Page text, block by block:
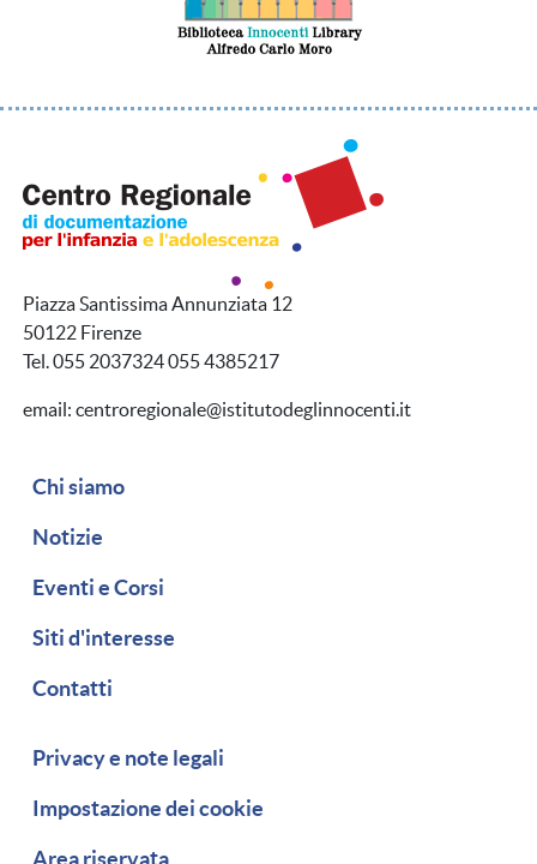
Piazza Santissima Annunziata 12
50122 Firenze
Tel. 055 2037324 055 4385217
email: centroregionale@istitutodeglinnocenti.it
Navigazione secondaria
Chi siamo
Notizie
Eventi e Corsi
Siti d'interesse
Contatti
Piè di pagina
Privacy e note legali
Impostazione dei cookie
Area riservata